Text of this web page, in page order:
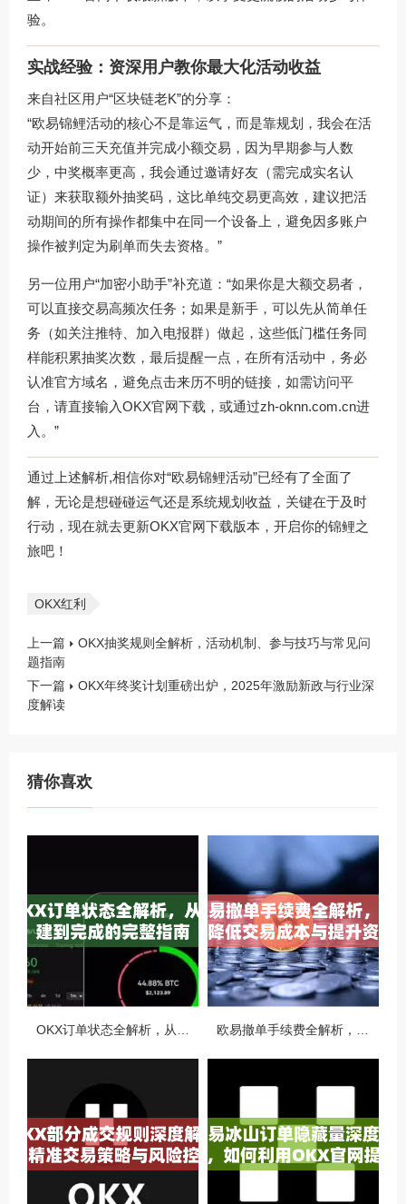
验。
实战经验：资深用户教你最大化活动收益
来自社区用户“区块链老K”的分享：
“欧易锦鲤活动的核心不是靠运气，而是靠规划，我会在活
动开始前三天充值并完成小额交易，因为早期参与人数
少，中奖概率更高，我会通过邀请好友（需完成实名认
证）来获取额外抽奖码，这比单纯交易更高效，建议把活
动期间的所有操作都集中在同一个设备上，避免因多账户
操作被判定为刷单而失去资格。”
另一位用户“加密小助手”补充道：“如果你是大额交易者，
可以直接交易高频次任务；如果是新手，可以先从简单任
务（如关注推特、加入电报群）做起，这些低门槛任务同
样能积累抽奖次数，最后提醒一点，在所有活动中，务必
认准官方域名，避免点击来历不明的链接，如需访问平
台，请直接输入OKX官网下载，或通过zh-oknn.com.cn进
入。”
通过上述解析,相信你对“欧易锦鲤活动”已经有了全面了
解，无论是想碰碰运气还是系统规划收益，关键在于及时
行动，现在就去更新OKX官网下载版本，开启你的锦鲤之
旅吧！
OKX红利
上一篇
OKX抽奖规则全解析，活动机制、参与技巧与常见问
题指南
下一篇
OKX年终奖计划重磅出炉，2025年激励新政与行业深
度解读
猜你喜欢